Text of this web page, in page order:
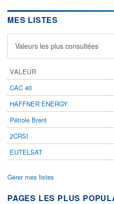
MES LISTES
Valeurs les plus consultées
VALEUR
CAC 40
HAFFNER ENERGY
Pétrole Brent
2CRSI
EUTELSAT
Gérer mes listes
PAGES LES PLUS